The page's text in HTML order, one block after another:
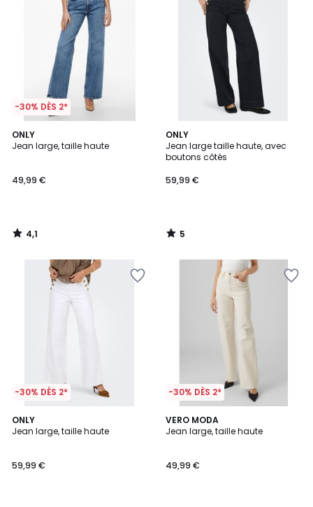
-30% DÈS 2*
ONLY
Jean large, taille haute
49,99 €
4,1
/ 5
4,1
/
ONLY
Jean large taille haute, avec
boutons côtés
59,99 €
5
/
5
5
/
-30% DÈS 2*
ONLY
Jean large, taille haute
59,99 €
3
/
-30% DÈS 2*
VERO MODA
Jean large, taille haute
49,99 €